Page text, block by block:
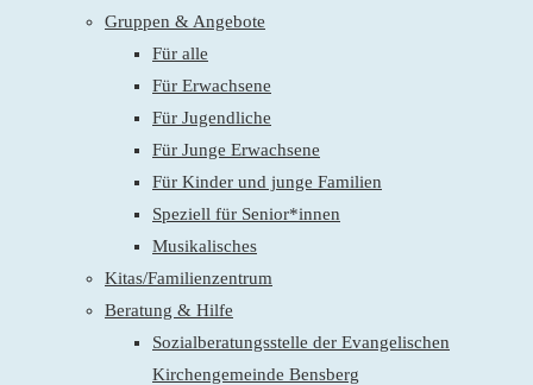
Gruppen & Angebote
Für alle
Für Erwachsene
Für Jugendliche
Für Junge Erwachsene
Für Kinder und junge Familien
Speziell für Senior*innen
Musikalisches
Kitas/Familienzentrum
Beratung & Hilfe
Sozialberatungsstelle der Evangelischen
Kirchengemeinde Bensberg